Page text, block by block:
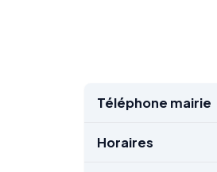
Téléphone mairie
Horaires